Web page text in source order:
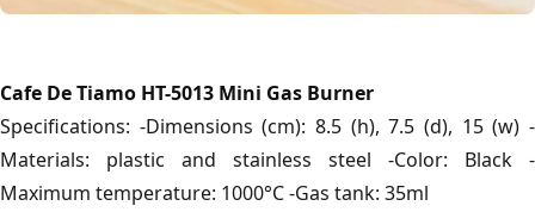
Cafe De Tiamo HT-5013 Mini Gas Burner
Specifications: -Dimensions (cm): 8.5 (h), 7.5 (d), 15 (w) -
Materials: plastic and stainless steel -Color: Black -
Maximum temperature: 1000°C -Gas tank: 35ml